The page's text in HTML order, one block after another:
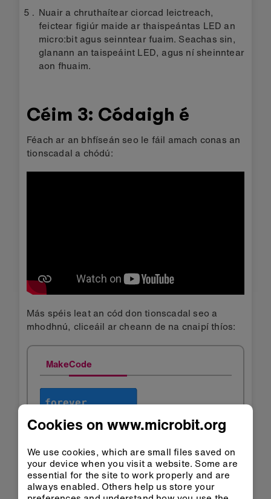
Nuair a chruthaítear ciorcad leictreach,
feictear figiúr maide ar thaispeántas LED an
micro:bit agus seinntear fuaim. Seachas sin,
glanann an taispeáint LED, agus ní sheinntear
aon fhuaim.
Céim 3: Códaigh é
Féach ar an bhfíseán seo le fáil amach conas an
tionscadal a chódú:
Más spéis leat an cód don tionscadal seo a
mhodhnú, cliceáil ar cheann de na cnaipí thíos:
MakeCode
Cookies on www.microbit.org
We use cookies, which are small files saved on
your device when you visit a website. Some are
essential for the site to work properly and are
always enabled. Others help us store your